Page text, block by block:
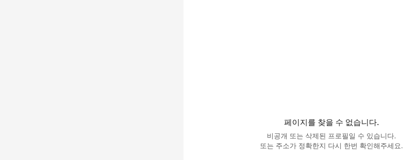
페이지를 찾을 수 없습니다.
비공개 또는 삭제된 프로필일 수 있습니다.
또는 주소가 정확한지 다시 한번 확인해주세요.